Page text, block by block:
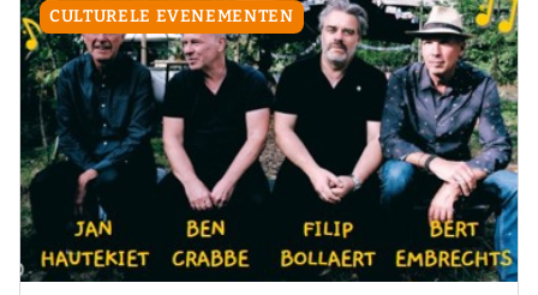
CULTURELE EVENEMENTEN